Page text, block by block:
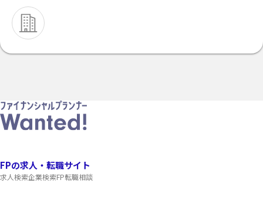
FPの求人・転職サイト
求人検索企業検索FP転職相談